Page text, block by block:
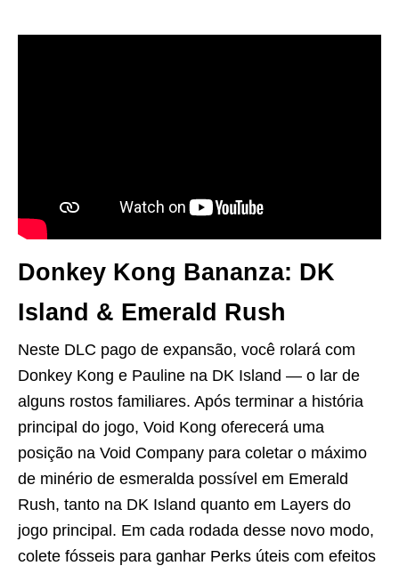
Donkey Kong Bananza: DK
Island & Emerald Rush
Neste DLC pago de expansão, você rolará com
Donkey Kong e Pauline na DK Island — o lar de
alguns rostos familiares. Após terminar a história
principal do jogo, Void Kong oferecerá uma
posição na Void Company para coletar o máximo
de minério de esmeralda possível em Emerald
Rush, tanto na DK Island quanto em Layers do
jogo principal. Em cada rodada desse novo modo,
colete fósseis para ganhar Perks úteis com efeitos